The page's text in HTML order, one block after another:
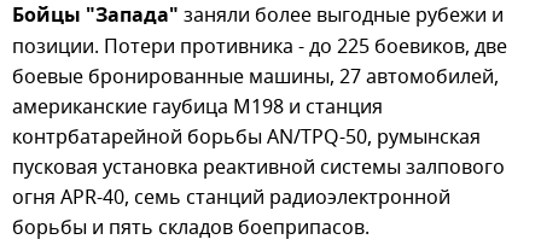
Бойцы "Запада" заняли более выгодные рубежи и
позиции. Потери противника - до 225 боевиков, две
боевые бронированные машины, 27 автомобилей,
американские гаубица М198 и станция
контрбатарейной борьбы AN/TPQ-50, румынская
пусковая установка реактивной системы залпового
огня APR-40, семь станций радиоэлектронной
борьбы и пять складов боеприпасов.